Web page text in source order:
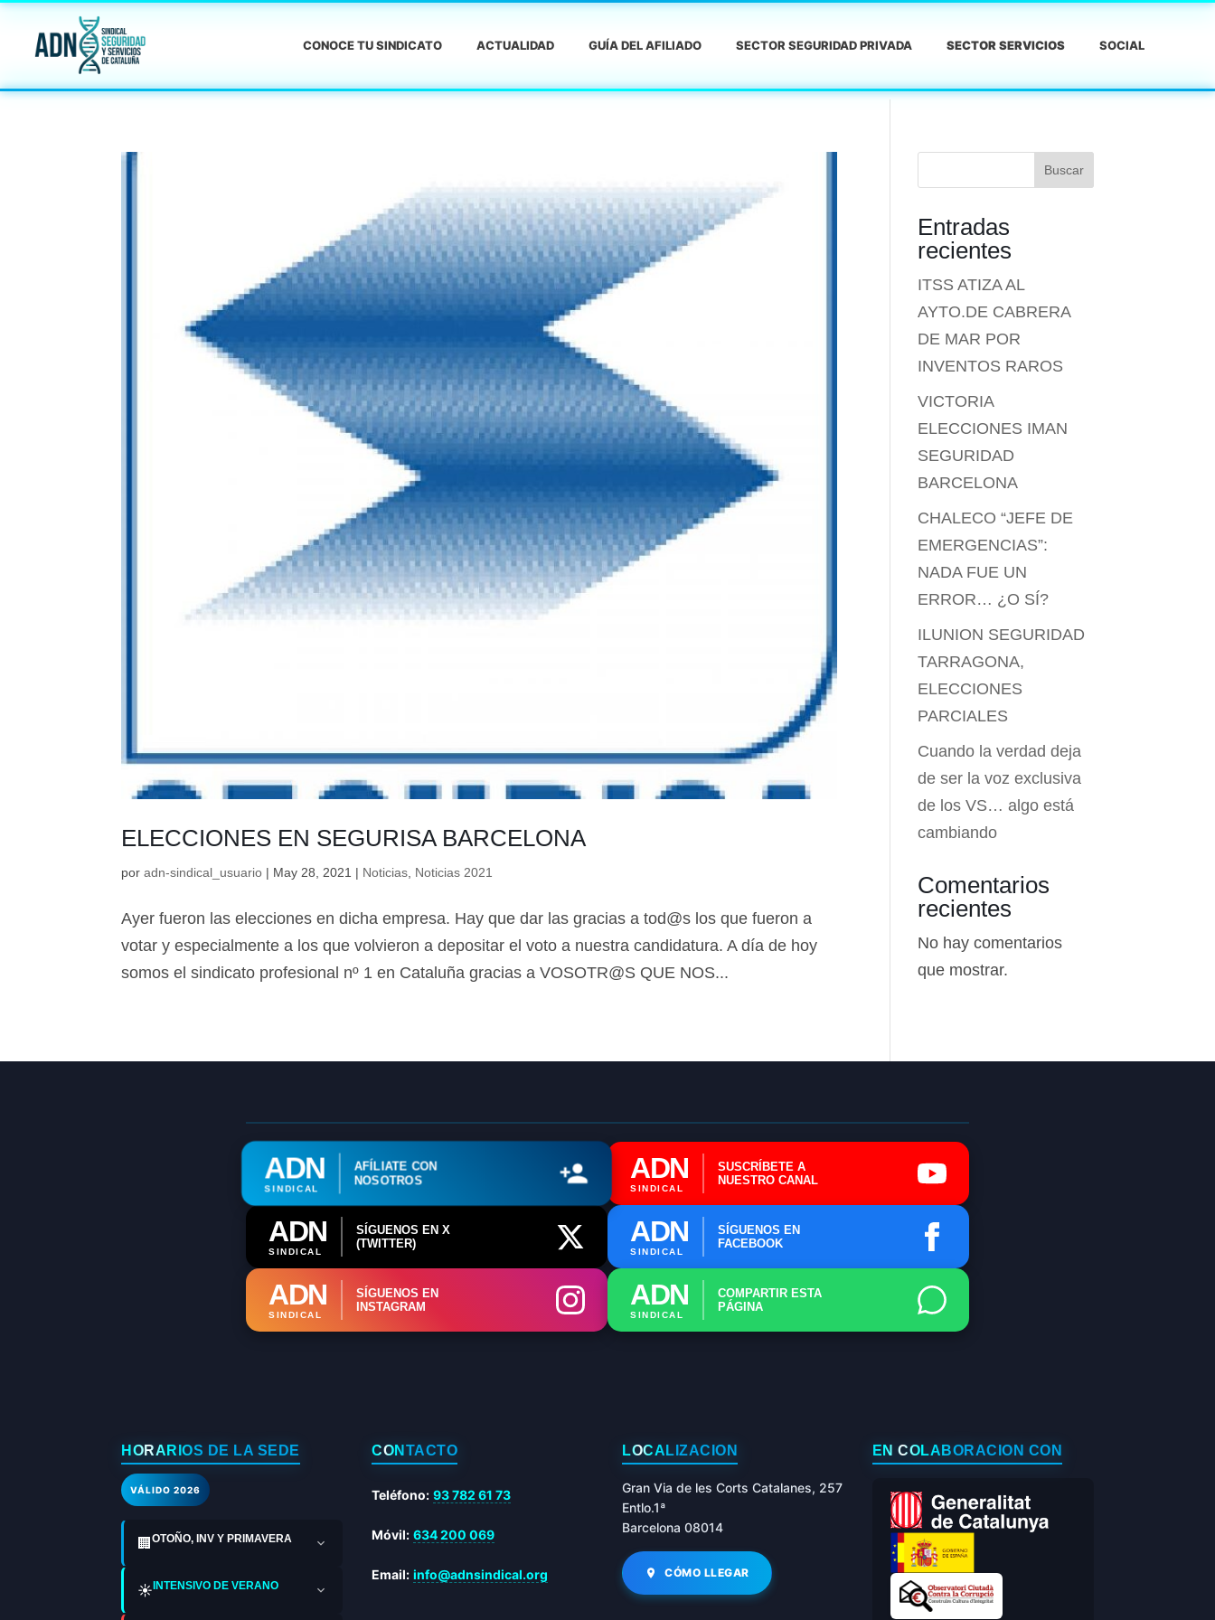
CONOCE TU SINDICATO ACTUALIDAD GUÍA DEL AFILIADO SECTOR SEGURIDAD PRIVADA SECTOR SERVICIOS SOCIAL
ELECCIONES EN SEGURISA BARCELONA
poradn-sindical_usuario | May 28, 2021 | Noticias, Noticias 2021
Ayer fueron las elecciones en dicha empresa. Hay que dar las gracias a tod@s los que fueron a
votar y especialmente a los que volvieron a depositar el voto a nuestra candidatura. A día de hoy
somos el sindicato profesional nº 1 en Cataluña gracias a VOSOTR@S QUE NOS...
Buscar
Entradas
recientes
ITSS ATIZA AL
AYTO.DE CABRERA
DE MAR POR
INVENTOS RAROS
VICTORIA
ELECCIONES IMAN
SEGURIDAD
BARCELONA
CHALECO “JEFE DE
EMERGENCIAS”:
NADA FUE UN
ERROR… ¿O SÍ?
ILUNION SEGURIDAD
TARRAGONA,
ELECCIONES
PARCIALES
Cuando la verdad deja
de ser la voz exclusiva
de los VS… algo está
cambiando
Comentarios
recientes
No hay comentarios
que mostrar.
ADN
SINDICAL
AFÍLIATE CON
NOSOTROS
ADN
SINDICAL
SUSCRÍBETE A
NUESTRO CANAL
ADN
SINDICAL
SÍGUENOS EN X
(TWITTER)
ADN
SINDICAL
SÍGUENOS EN
FACEBOOK
ADN
SINDICAL
SÍGUENOS EN
INSTAGRAM
ADN
SINDICAL
COMPARTIR ESTA
PÁGINA
HORARIOS DE LA SEDE
VÁLIDO 2026
🏢OTOÑO, INV Y PRIMAVERA
☀️ INTENSIVO DE VERANO
CONTACTO
Teléfono: 93 782 61 73
Móvil: 634 200 069
Email: info@adnsindical.org
LOCALIZACIÓN
Gran Via de les Corts Catalanes, 257
Entlo.1ª
Barcelona 08014
CÓMO LLEGAR
EN COLABORACIÓN CON
🔄 Menú
ADN Sindical
ℹ️ Consulta General a Sede (Email)
⚖️ Dpto. Jurídico y Abogados (Email)
📍 Info: Horarios y Contacto Sede